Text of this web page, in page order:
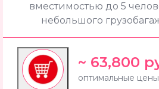
вместимостью до 5
небольшого
~ 63,800
оптимальные цены